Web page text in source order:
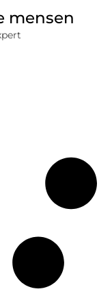
mensen